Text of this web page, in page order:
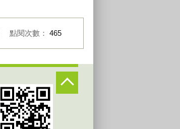
點閱次數： 465